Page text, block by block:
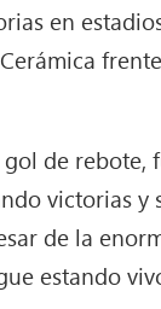
en
de rebote,
victorias
de la
estando